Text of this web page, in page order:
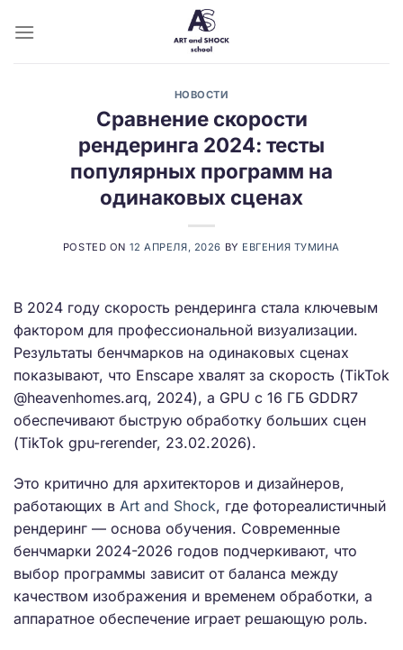
НОВОСТИ
Сравнение скорости
рендеринга 2024: тесты
популярных программ на
одинаковых сценах
POSTED ON 12 АПРЕЛЯ, 2026 BY ЕВГЕНИЯ ТУМИНА
В 2024 году скорость рендеринга стала ключевым
фактором для профессиональной визуализации.
Результаты бенчмарков на одинаковых сценах
показывают, что Enscape хвалят за скорость (TikTok
@heavenhomes.arq, 2024), а GPU с 16 ГБ GDDR7
обеспечивают быструю обработку больших сцен
(TikTok gpu-rerender, 23.02.2026).
Это критично для архитекторов и дизайнеров,
работающих в Art and Shock, где фотореалистичный
рендеринг — основа обучения. Современные
бенчмарки 2024-2026 годов подчеркивают, что
выбор программы зависит от баланса между
качеством изображения и временем обработки, а
аппаратное обеспечение играет решающую роль.